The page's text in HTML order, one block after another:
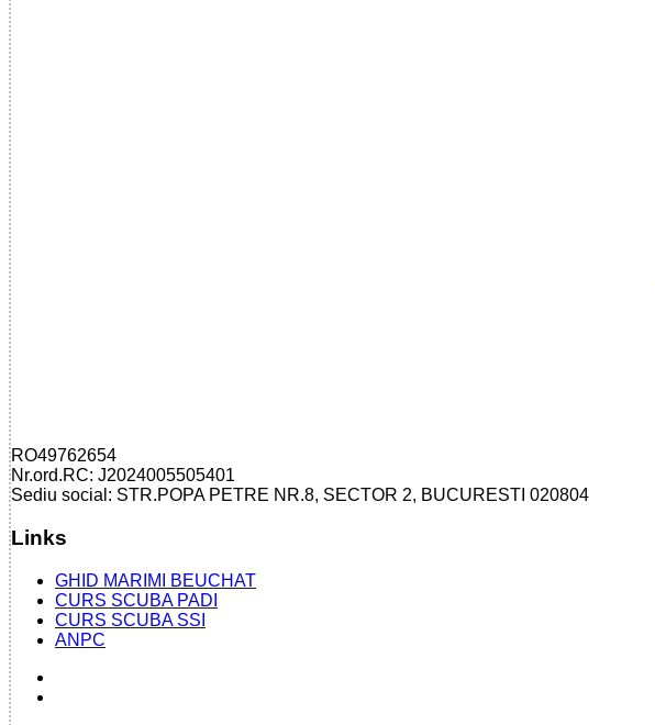
RO49762654
Nr.ord.RC: J2024005505401
Sediu social: STR.POPA PETRE NR.8, SECTOR 2, BUCURESTI 020804
Links
GHID MARIMI BEUCHAT
CURS SCUBA PADI
CURS SCUBA SSI
ANPC